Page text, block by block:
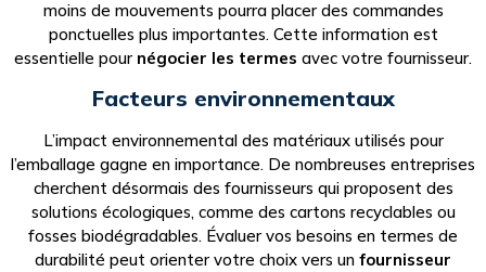
moins de mouvements pourra placer des commandes
ponctuelles plus importantes. Cette information est
essentielle pour négocier les termes avec votre fournisseur.
Facteurs environnementaux
L’impact environnemental des matériaux utilisés pour
l’emballage gagne en importance. De nombreuses entreprises
cherchent désormais des fournisseurs qui proposent des
solutions écologiques, comme des cartons recyclables ou
fosses biodégradables. Évaluer vos besoins en termes de
durabilité peut orienter votre choix vers un fournisseur